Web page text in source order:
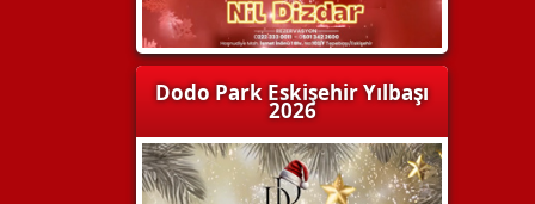
Dodo Park Eskişehir Yılbaşı
2026